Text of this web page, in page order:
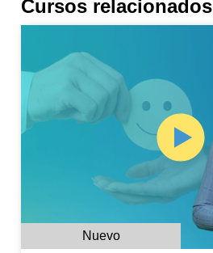
Cursos relacionados
Nuevo